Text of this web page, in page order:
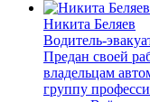
Никита Беляев
Водитель-
Предан своей
владельцам
группу